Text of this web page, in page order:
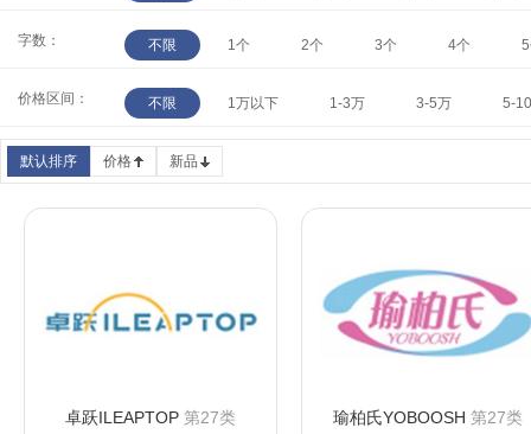
字数： 不限 1个 2个 3个 4个
价格区间： 不限 1万以下 1-3万 3-5万 5-
默认排序 价格 新品
卓跃ILEAPTOP 第27类 瑜柏氏YOBOOSH 第27类